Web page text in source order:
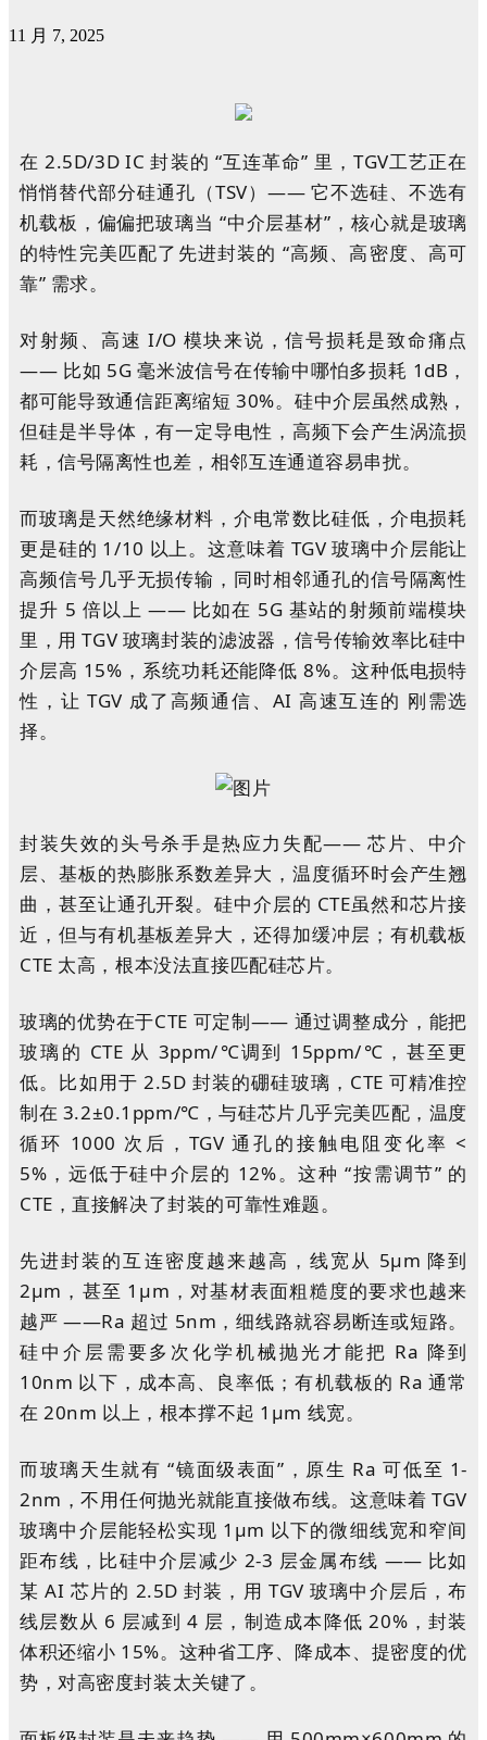
11 月 7, 2025
在 2.5D/3D IC 封装的 “互连革命” 里，TGV工艺正在
悄悄替代部分硅通孔（TSV）—— 它不选硅、不选有
机载板，偏偏把玻璃当 “中介层基材”，核心就是玻璃
的特性完美匹配了先进封装的 “高频、高密度、高可
靠” 需求。
对射频、高速 I/O 模块来说，信号损耗是致命痛点
—— 比如 5G 毫米波信号在传输中哪怕多损耗 1dB，
都可能导致通信距离缩短 30%。硅中介层虽然成熟，
但硅是半导体，有一定导电性，高频下会产生涡流损
耗，信号隔离性也差，相邻互连通道容易串扰。
而玻璃是天然绝缘材料，介电常数比硅低，介电损耗
更是硅的 1/10 以上。这意味着 TGV 玻璃中介层能让
高频信号几乎无损传输，同时相邻通孔的信号隔离性
提升 5 倍以上 —— 比如在 5G 基站的射频前端模块
里，用 TGV 玻璃封装的滤波器，信号传输效率比硅中
介层高 15%，系统功耗还能降低 8%。这种低电损特
性，让 TGV 成了高频通信、AI 高速互连的 刚需选
择。
封装失效的头号杀手是热应力失配—— 芯片、中介
层、基板的热膨胀系数差异大，温度循环时会产生翘
曲，甚至让通孔开裂。硅中介层的 CTE虽然和芯片接
近，但与有机基板差异大，还得加缓冲层；有机载板
CTE 太高，根本没法直接匹配硅芯片。
玻璃的优势在于CTE 可定制—— 通过调整成分，能把
玻璃的 CTE 从 3ppm/℃调到 15ppm/℃，甚至更
低。比如用于 2.5D 封装的硼硅玻璃，CTE 可精准控
制在 3.2±0.1ppm/℃，与硅芯片几乎完美匹配，温度
循环 1000 次后，TGV 通孔的接触电阻变化率 <
5%，远低于硅中介层的 12%。这种 “按需调节” 的
CTE，直接解决了封装的可靠性难题。
先进封装的互连密度越来越高，线宽从 5μm 降到
2μm，甚至 1μm，对基材表面粗糙度的要求也越来
越严 ——Ra 超过 5nm，细线路就容易断连或短路。
硅中介层需要多次化学机械抛光才能把 Ra 降到
10nm 以下，成本高、良率低；有机载板的 Ra 通常
在 20nm 以上，根本撑不起 1μm 线宽。
而玻璃天生就有 “镜面级表面”，原生 Ra 可低至 1-
2nm，不用任何抛光就能直接做布线。这意味着 TGV
玻璃中介层能轻松实现 1μm 以下的微细线宽和窄间
距布线，比硅中介层减少 2-3 层金属布线 —— 比如
某 AI 芯片的 2.5D 封装，用 TGV 玻璃中介层后，布
线层数从 6 层减到 4 层，制造成本降低 20%，封装
体积还缩小 15%。这种省工序、降成本、提密度的优
势，对高密度封装太关键了。